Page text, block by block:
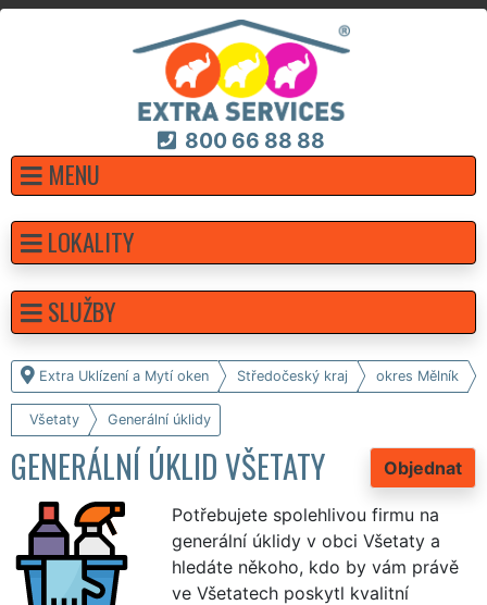
800 66 88 88
MENU
Extra Uklízení a Mytí oken Středočeský kraj okres Mělník
Všetaty Generální úklidy
Objednat
GENERÁLNÍ ÚKLID VŠETATY
Potřebujete spolehlivou firmu na
generální úklidy v obci Všetaty a
hledáte někoho, kdo by vám právě
ve Všetatech poskytl kvalitní
LOKALITY
SLUŽBY